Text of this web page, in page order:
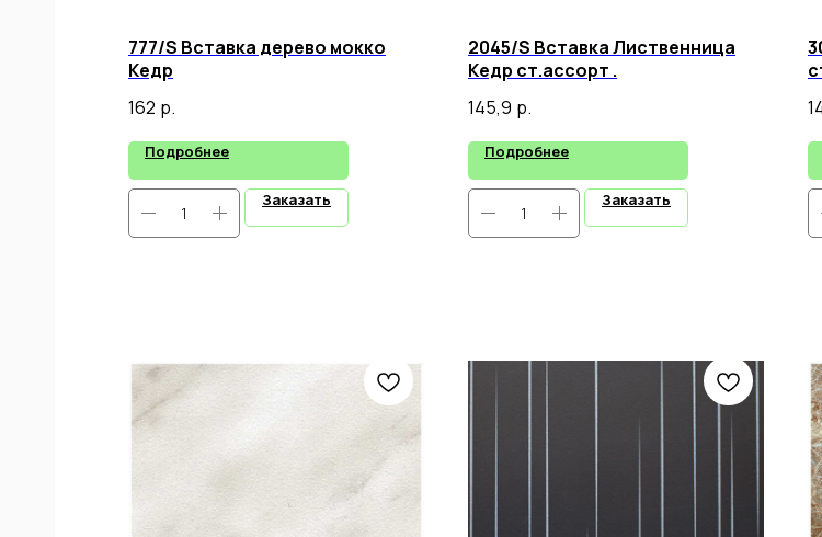
777/S Вставка дерево мокко
Кедр
162 р.
Подробнее
Заказать
2045/S Вставка Лиственница
Кедр ст.ассорт .
145,9 р.
Подробнее
Заказать